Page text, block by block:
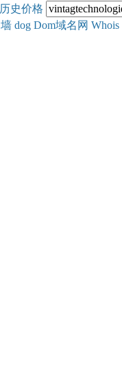
历史价格
墙 dog Dom域名网 Whois